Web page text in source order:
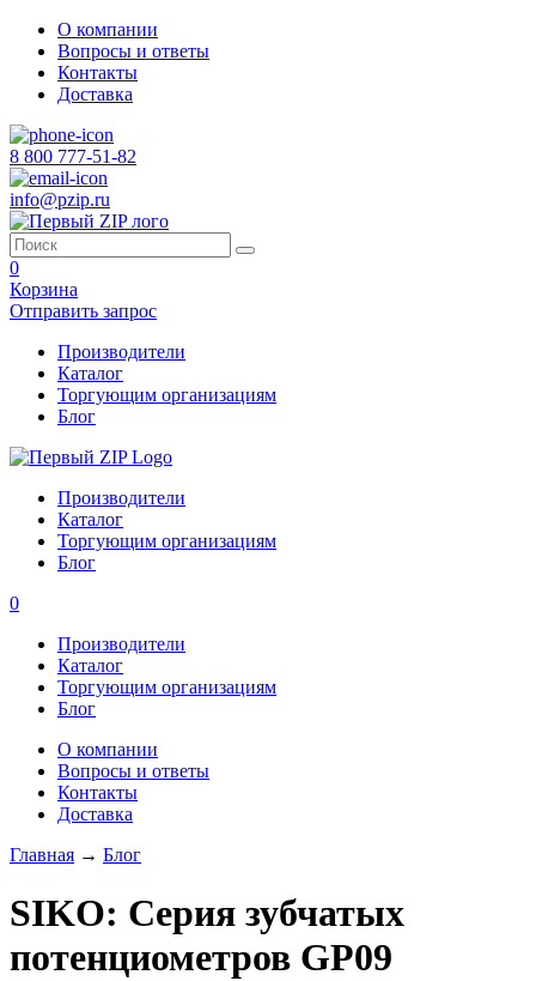
О компании
Вопросы и ответы
Контакты
Доставка
8 800 777-51-82
info@pzip.ru
0
Корзина
Отправить запрос
Производители
Каталог
Торгующим организациям
Блог
Производители
Каталог
Торгующим организациям
Блог
0
Производители
Каталог
Торгующим организациям
Блог
О компании
Вопросы и ответы
Контакты
Доставка
Главная → Блог
SIKO: Серия зубчатых
потенциометров GP09